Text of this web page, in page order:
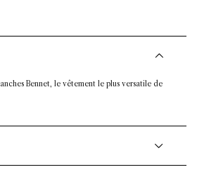
Bennet, le vêtement le plus versatile de